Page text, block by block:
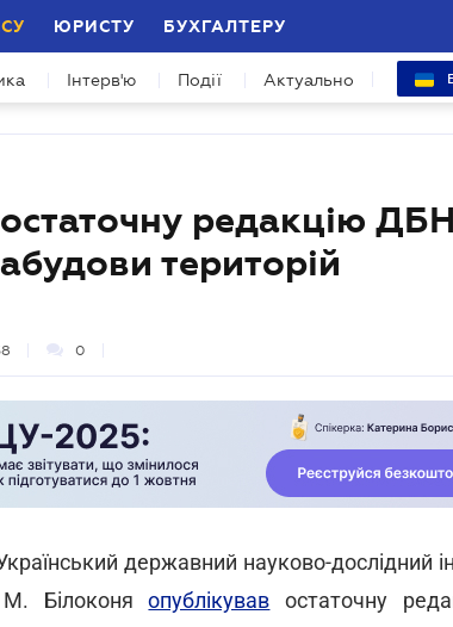
ЮРИСТУ БУХГАЛТЕРУ
Інтерв'ю Події Актуально
редакцію
територій
0
державний науково-дослідний
М. Білоконяопублікував остаточну